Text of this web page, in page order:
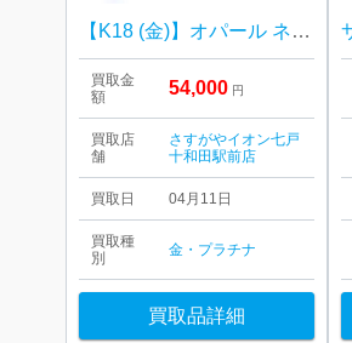
【K18 (金)】オパール ネックレス
買取金
額
54,000 円
買取店
舗
さすがやイオン七戸
十和田駅前店
買取日 04月11日
買取種
別
金・プラチナ
買取品詳細